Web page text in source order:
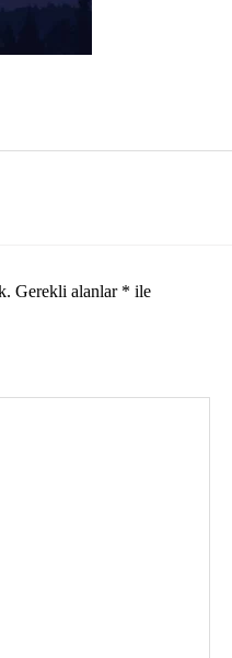
Gerekli alanlar * ile